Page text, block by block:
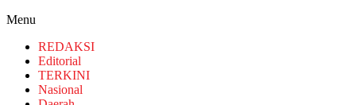
Menu
REDAKSI
Editorial
TERKINI
Nasional